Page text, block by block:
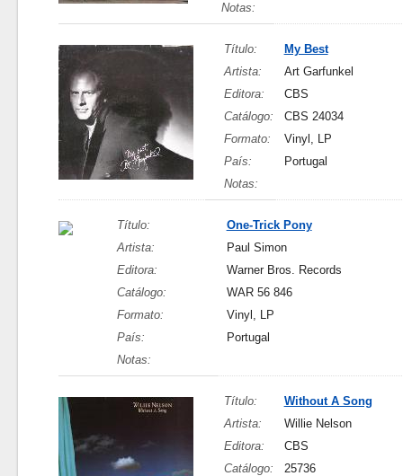
Notas:
Título:
My Best
Artista:
Art Garfunkel
Editora:
CBS
Catálogo:
CBS 24034
Formato:
Vinyl, LP
País:
Portugal
Notas:
Título:
One-Trick Pony
Artista:
Paul Simon
Editora:
Warner Bros. Records
Catálogo:
WAR 56 846
Formato:
Vinyl, LP
País:
Portugal
Notas:
Título:
Without A Song
Artista:
Willie Nelson
Editora:
CBS
Catálogo:
25736